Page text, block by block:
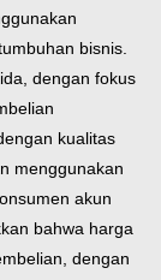
bisnis.
dengan fokus
kualitas
menggunakan
akun
bahwa harga
dengan